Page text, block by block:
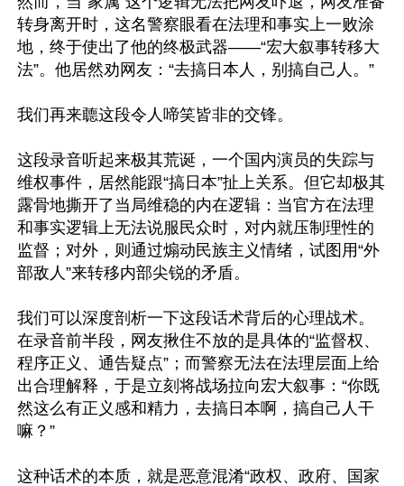
转身离开时，这名警察眼看在法理和事实上一败涂
地，终于使出了他的终极武器——“宏大叙事转移大
法”。他居然劝网友：“去搞日本人，别搞自己人。”
我们再来聼这段令人啼笑皆非的交锋。
这段录音听起来极其荒诞，一个国内演员的失踪与
维权事件，居然能跟“搞日本”扯上关系。但它却极其
露骨地撕开了当局维稳的内在逻辑：当官方在法理
和事实逻辑上无法说服民众时，对内就压制理性的
监督；对外，则通过煽动民族主义情绪，试图用“外
部敌人”来转移内部尖锐的矛盾。
我们可以深度剖析一下这段话术背后的心理战术。
在录音前半段，网友揪住不放的是具体的“监督权、
程序正义、通告疑点”；而警察无法在法理层面上给
出合理解释，于是立刻将战场拉向宏大叙事：“你既
然这么有正义感和精力，去搞日本啊，搞自己人干
嘛？”
这种话术的本质，就是恶意混淆“政权、政府、国家